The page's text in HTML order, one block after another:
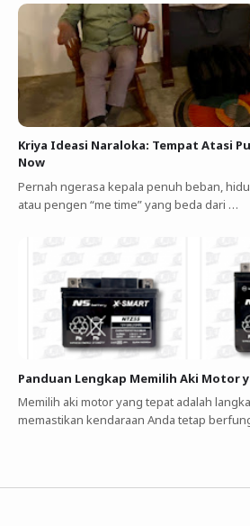
Kriya Ideasi Naraloka: Tempat Atasi
Now
Pernah ngerasa kepala penuh beban,
atau pengen “me time” yang beda dari …
Panduan Lengkap Memilih Aki Motor
Memilih aki motor yang tepat adalah
memastikan kendaraan Anda tetap